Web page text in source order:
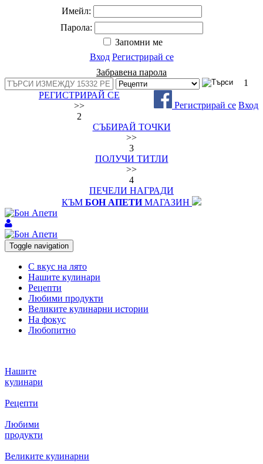
Имейл:
Парола:
Запомни ме
Вход Регистрирай се
Забравена парола
Регистрирай се Вход
1
РЕГИСТРИРАЙ СЕ
>>
2
СЪБИРАЙ ТОЧКИ
>>
3
ПОЛУЧИ ТИТЛИ
>>
4
ПЕЧЕЛИ НАГРАДИ
КЪМ БОН АПЕТИМАГАЗИН
Toggle navigation
С вкус на лято
Нашите кулинари
Рецепти
Любими продукти
Великите кулинарни истории
На фокус
Любопитно
Нашите
кулинари
Рецепти
Любими
продукти
Великите кулинарни